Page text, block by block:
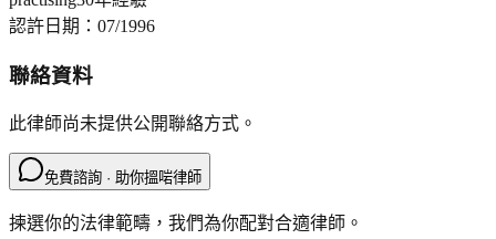
認許日期： 07/1996
聯絡資料
此律師尚未提供公開聯絡方式。
免費諮詢 · 助你搵啱律師
揀選你的法律範疇，我們為你配對合適律師。